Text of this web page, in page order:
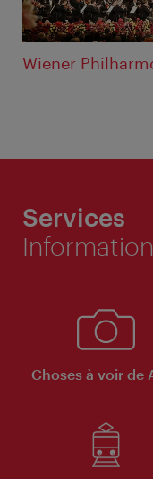
Wiener
Services
Choses à voir de